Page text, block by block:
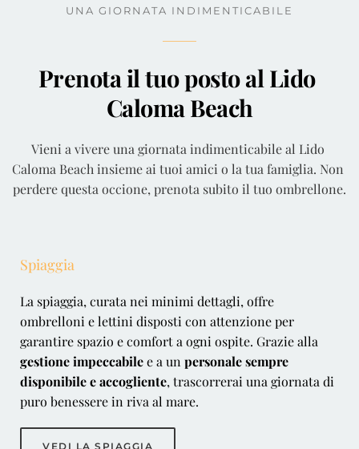
UNA GIORNATA INDIMENTICABILE
Prenota il tuo posto al Lido
Caloma Beach
Vieni a vivere una giornata indimenticabile al Lido
Caloma Beach insieme ai tuoi amici o la tua famiglia. Non
perdere questa occione, prenota subito il tuo ombrellone.
Spiaggia
La spiaggia, curata nei minimi dettagli, offre
ombrelloni e lettini disposti con attenzione per
gestione impeccabile e a un personale sempre
disponibile e accogliente, trascorrerai una giornata di
puro benessere in riva al mare.
VEDI LA SPIAGGIA